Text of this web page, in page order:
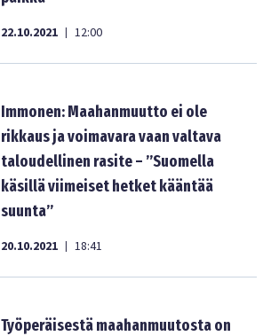
22.10.2021 | 12:00
Immonen: Maahanmuutto ei ole
rikkaus ja voimavara vaan valtava
taloudellinen rasite – ”Suomella
käsillä viimeiset hetket kääntää
suunta”
20.10.2021 | 18:41
Työperäisestä maahanmuutosta on